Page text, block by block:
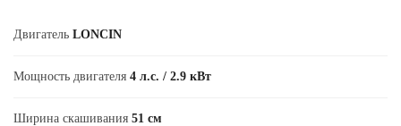
Двигатель LONCIN
Мощность двигателя 4 л.с. / 2.9 кВт
Ширина скашивания 51 см